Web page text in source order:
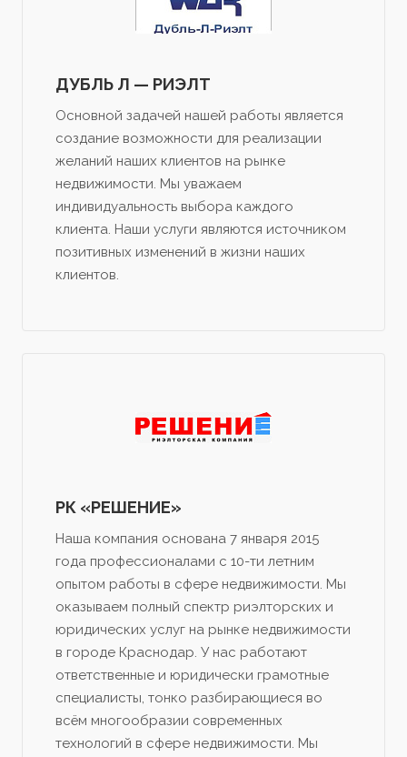
ДУБЛЬ Л — РИЭЛТ
Основной задачей нашей работы является
создание возможности для реализации
желаний наших клиентов на рынке
недвижимости. Мы уважаем
индивидуальность выбора каждого
клиента. Наши услуги являются источником
позитивных изменений в жизни наших
клиентов.
РК «РЕШЕНИЕ»
Наша компания основана 7 января 2015
года профессионалами с 10-ти летним
опытом работы в сфере недвижимости. Мы
оказываем полный спектр риэлторских и
юридических услуг на рынке недвижимости
в городе Краснодар. У нас работают
ответственные и юридически грамотные
специалисты, тонко разбирающиеся во
всём многообразии современных
технологий в сфере недвижимости. Мы